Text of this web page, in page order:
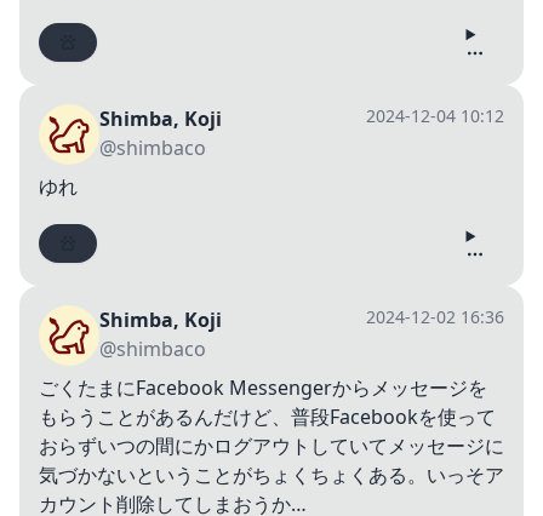
Shimba, Koji
@shimbaco
2024-12-04 10:12
ゆれ
Shimba, Koji
@shimbaco
2024-12-02 16:36
ごくたまにFacebook Messengerからメッセージを
もらうことがあるんだけど、普段Facebookを使って
おらずいつの間にかログアウトしていてメッセージに
気づかないということがちょくちょくある。いっそア
カウント削除してしまおうか…